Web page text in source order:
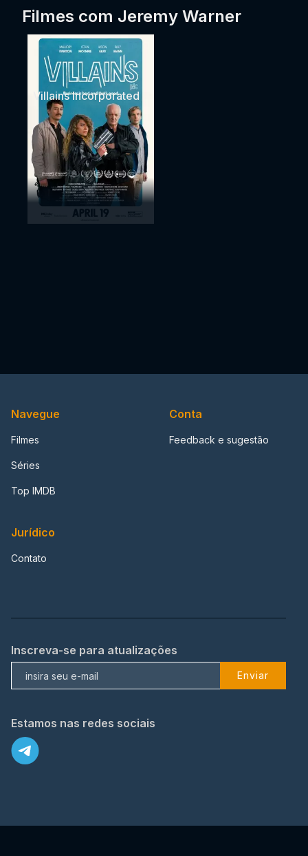
Filmes com Jeremy Warner
Villains Incorporated
Navegue
Filmes
Séries
Top IMDB
Conta
Feedback e sugestão
Jurídico
Contato
Inscreva-se para atualizações
Enviar
Estamos nas redes sociais